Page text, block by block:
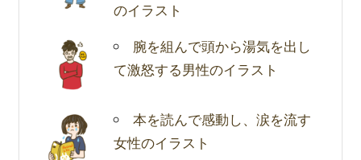
のイラスト
腕を組んで頭から湯気を出し
て激怒する男性のイラスト
本を読んで感動し、涙を流す
女性のイラスト